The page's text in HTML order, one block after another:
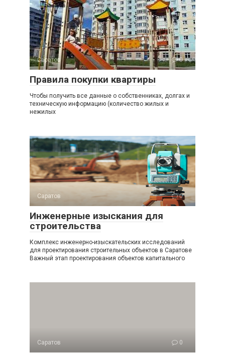
Саратов 0
Правила покупки квартиры
Чтобы получить все данные о собственниках, долгах и
техническую информацию (количество жилых и
нежилых
Саратов 0
Инженерные изыскания для
строительства
Комплекс инженерно-изыскательских исследований
для проектирования строительных объектов в Саратове
Важный этап проектирования объектов капитального
Саратов 0